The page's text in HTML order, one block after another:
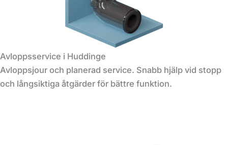
Avloppsservice i Huddinge
Avloppsjour och planerad service. Snabb hjälp vid stopp
och långsiktiga åtgärder för bättre funktion.